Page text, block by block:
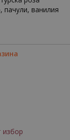
пачули, ванилия
избор